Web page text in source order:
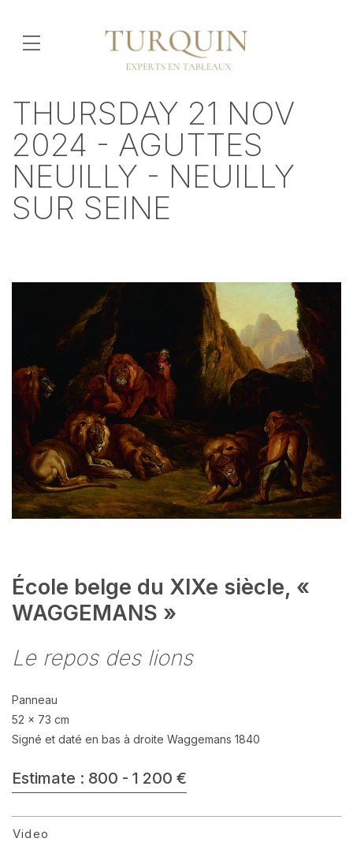
THURSDAY 21 NOV
2024 - AGUTTES
NEUILLY - NEUILLY
SUR SEINE
École belge du XIXe siècle, «
WAGGEMANS »
Le repos des lions
Panneau
52 x 73 cm
Signé et daté en bas à droite Waggemans 1840
Estimate : 800 - 1 200 €
Video